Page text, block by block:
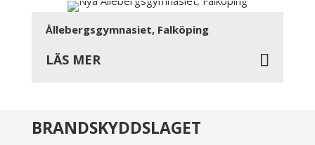
Ållebergsgymnasiet, Falköping
LÄS MER
BRANDSKYDDSLAGET